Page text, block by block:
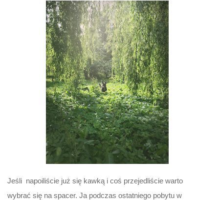
Jeśli napoiliście już się kawką i coś przejedliście warto
wybrać się na spacer. Ja podczas ostatniego pobytu w